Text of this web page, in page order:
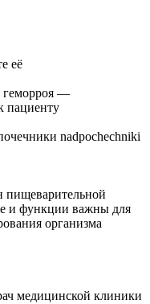
её
геморроя —
пациенту
nadpochechniki
и функции важны для
организма
медицинской клиники